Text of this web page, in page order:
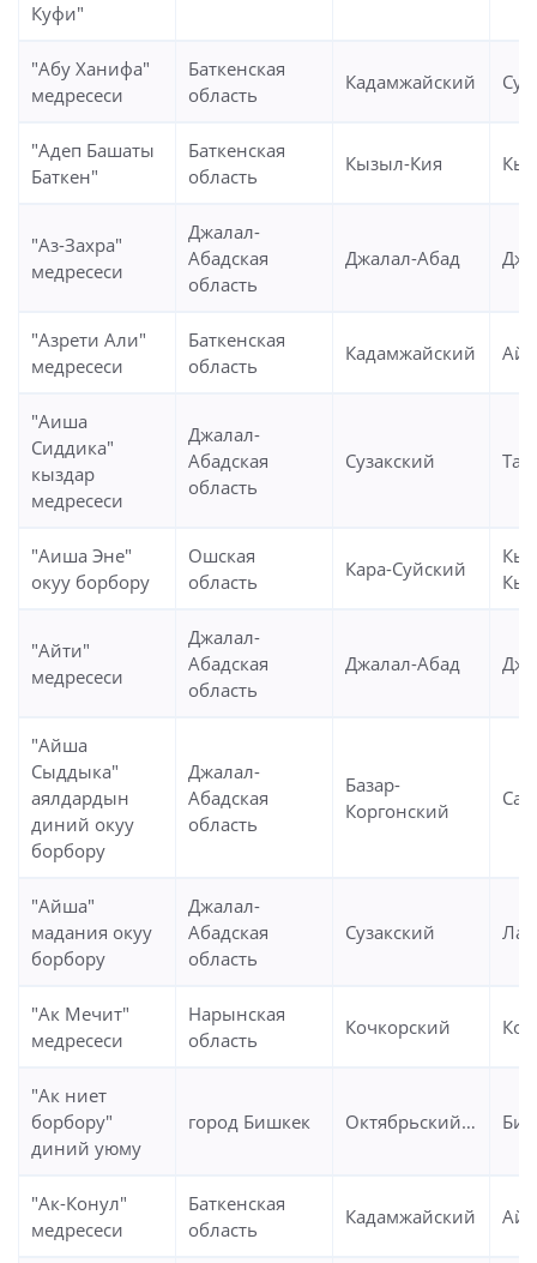
Куфи"
"Абу Ханифа"
медресеси
Баткенская
область
Кадамжайский
"Адеп Башаты
Баткен"
Баткенская
область
Кызыл-Кия
"Аз-Захра"
медресеси
Джалал-
Абадская
область
Джалал-Абад
"Азрети Али"
медресеси
Баткенская
область
Кадамжайский
"Аиша
Сиддика"
кыздар
медресеси
Джалал-
Абадская
область
Сузакский
"Аиша Эне"
окуу борбору
Ошская
область
Кара-Суйский
"Айти"
медресеси
Джалал-
Абадская
область
Джалал-Абад
"Айша
Сыддыка"
аялдардын
диний окуу
борбору
Джалал-
Абадская
область
Базар-
Коргонский
"Айша"
мадания окуу
борбору
Джалал-
Абадская
область
Сузакский
"Ак Мечит"
медресеси
Нарынская
область
Кочкорский
"Ак ниет
борбору"
диний уюму
город Бишкек Октябрьский,Бишкек
"Ак-Конул"
медресеси
Баткенская
область
Кадамжайский